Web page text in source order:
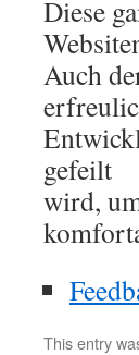
Diese
Auch
gefeilt
wird,
This entry